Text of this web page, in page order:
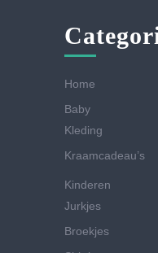
Home
Baby
Kleding
Kraamcadeau’s
Kinderen
Jurkjes
Broekjes